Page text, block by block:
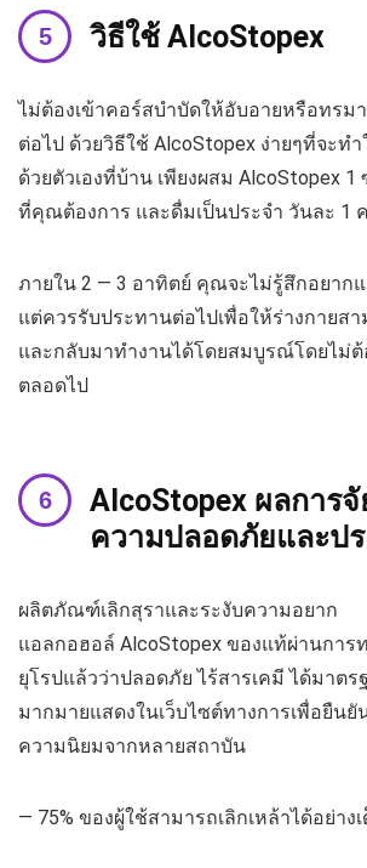
วิธีใช้ AlcoStopex
ไม่ต้องเข้าคอร์สบำบัดให้อับอายหรือทรม
ต่อไป ด้วยวิธีใช้ AlcoStopex ง่ายๆที่จะท
ด้วยตัวเองที่บ้าน เพียงผสม AlcoStopex 1
ที่คุณต้องการ และดื่มเป็นประจำ วันละ 1
ภายใน 2 — 3 อาทิตย์ คุณจะไม่รู้สึกอยาก
แต่ควรรับประทานต่อไปเพื่อให้ร่างกายส
และกลับมาทำงานได้โดยสมบูรณ์โดยไม่
ตลอดไป
AlcoStopex ผลการจั
ความปลอดภัยและป
ผลิตภัณฑ์เลิกสุราและระงับความอยาก
แอลกอฮอล์ AlcoStopex ของแท้ผ่านการ
ยุโรปแล้วว่าปลอดภัย ไร้สารเคมี ได้มาตร
มากมายแสดงในเว็บไซต์ทางการเพื่อยืน
ความนิยมจากหลายสถาบัน
— 75% ของผู้ใช้สามารถเลิกเหล้าได้อย่าง